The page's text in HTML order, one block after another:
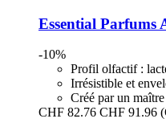
Essential Parfums
-10%
Profil olfactif :
Irrésistible et
Créé par un
CHF 82.76 CHF 91.96